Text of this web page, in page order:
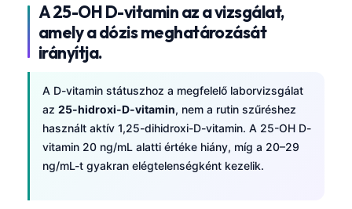
A 25-OH D-vitamin az a vizsgálat,
amely a dózis meghatározását
irányítja.
A D-vitamin státuszhoz a megfelelő laborvizsgálat
az 25-hidroxi-D-vitamin, nem a rutin szűréshez
használt aktív 1,25-dihidroxi-D-vitamin. A 25-OH D-
vitamin 20 ng/mL alatti értéke hiány, míg a 20–29
ng/mL-t gyakran elégtelenségként kezelik.